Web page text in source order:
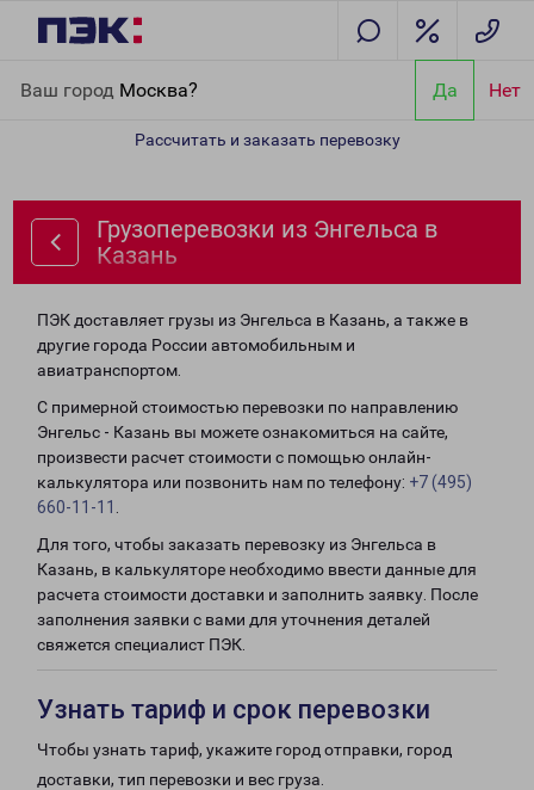
Ваш город Москва? Да Нет
Рассчитать и заказать перевозку
Грузоперевозки из Энгельса в
Казань
ПЭК доставляет грузы из Энгельса в Казань, а также в
другие города России автомобильным и
авиатранспортом.
С примерной стоимостью перевозки по направлению
Энгельс - Казань вы можете ознакомиться на сайте,
произвести расчет стоимости с помощью онлайн-
калькулятора или позвонить нам по телефону: +7 (495)
660-11-11
Для того, чтобы заказать перевозку из Энгельса в
Казань, в калькуляторе необходимо ввести данные для
расчета стоимости доставки и заполнить заявку. После
заполнения заявки с вами для уточнения деталей
свяжется специалист ПЭК.
Узнать тариф и срок перевозки
Чтобы узнать тариф, укажите город отправки, город
доставки, тип перевозки и вес груза.